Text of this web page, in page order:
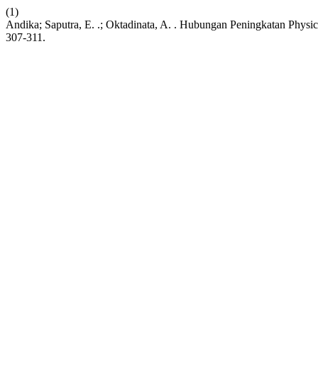
(1)
Andika; Saputra, E. .; Oktadinata, A. . Hubungan Peningkatan
307-311.